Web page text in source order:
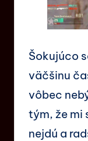
Šokujúco
väčšinu
vôbec
tým, že
nejdú a